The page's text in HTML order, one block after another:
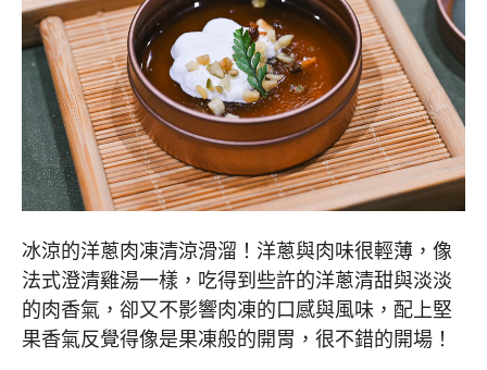
冰涼的洋蔥肉凍清涼滑溜！洋蔥與肉味很輕薄，像
法式澄清雞湯一樣，吃得到些許的洋蔥清甜與淡淡
的肉香氣，卻又不影響肉凍的口感與風味，配上堅
果香氣反覺得像是果凍般的開胃，很不錯的開場！